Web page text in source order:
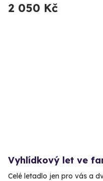
2 050 Kč
Vyhlídkový let ve
Celé letadlo jen pro vás a